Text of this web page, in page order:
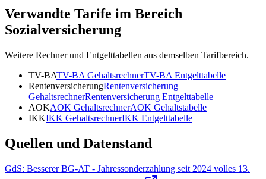
Verwandte Tarife im Bereich
Sozialversicherung
Weitere Rechner und Entgelttabellen aus demselben Tarifbereich.
TV-BATV-BA GehaltsrechnerTV-BA Entgelttabelle
RentenversicherungRentenversicherung
GehaltsrechnerRentenversicherung Entgelttabelle
AOKAOK GehaltsrechnerAOK Gehaltstabelle
IKKIKK GehaltsrechnerIKK Entgelttabelle
Quellen und Datenstand
GdS: Besserer BG-AT - Jahressonderzahlung seit 2024 volles 13.